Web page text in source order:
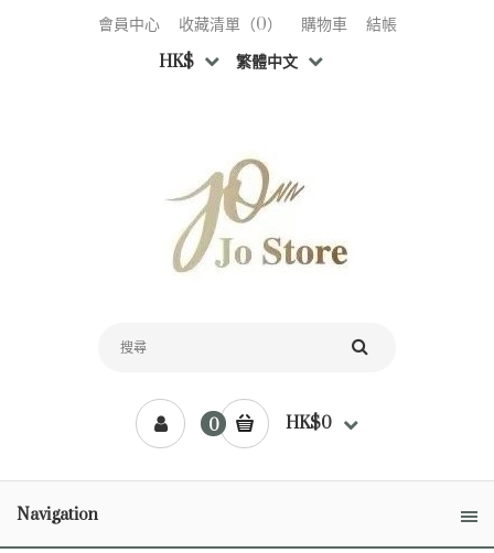
會員中心 收藏清單（0） 購物車
結帳
HK$
繁體中文
0 HK$0
Navigation